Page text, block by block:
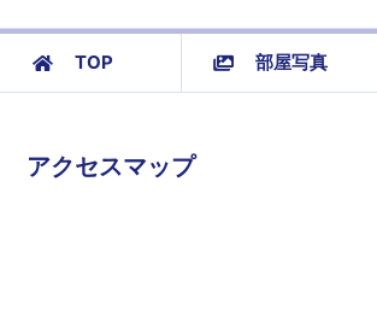
TOP 部屋写真
アクセスマップ